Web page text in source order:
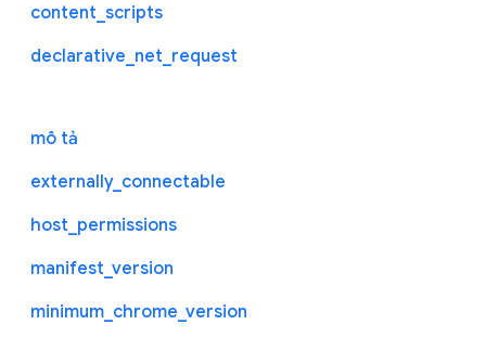
content_scripts
declarative_net_request
mô tả
externally_connectable
host_permissions
manifest_version
minimum_chrome_version